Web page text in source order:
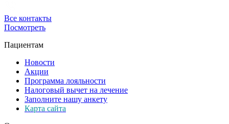
Все контакты
Посмотреть
Пациентам
Новости
Акции
Программа лояльности
Налоговый вычет на лечение
Заполните нашу анкету
Карта сайта